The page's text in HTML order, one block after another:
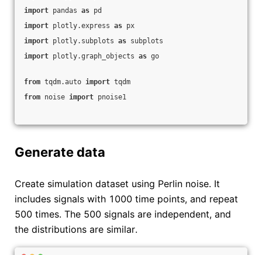
import pandas as pd
import plotly.express as px
import plotly.subplots as subplots
import plotly.graph_objects as go
from tqdm.auto import tqdm
from noise import pnoise1
Generate data
Create simulation dataset using Perlin noise. It
includes signals with 1000 time points, and repeat
500 times. The 500 signals are independent, and
the distributions are similar.